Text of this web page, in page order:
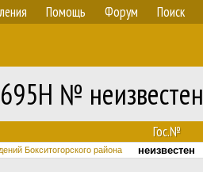
Помощь Форум Поиск
№ неизвестен
Гос.№
Бокситогорского района неизвестен